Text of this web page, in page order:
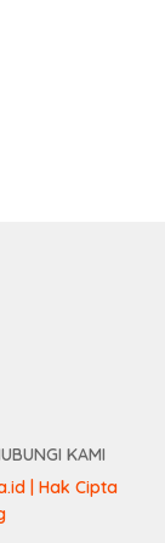
KAMI
| Hak Cipta